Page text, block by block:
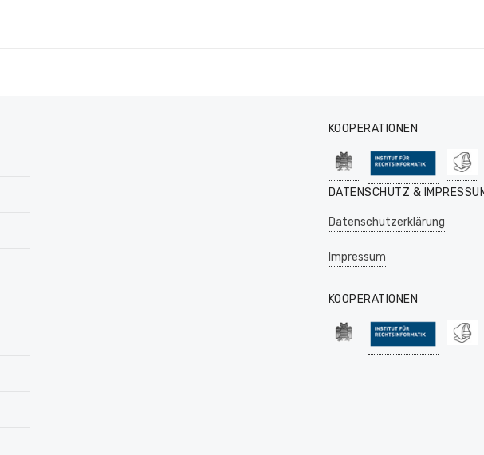
KOOPERATIONEN
DATENSCHUTZ &
Datenschutzerklärung
Impressum
KOOPERATIONEN